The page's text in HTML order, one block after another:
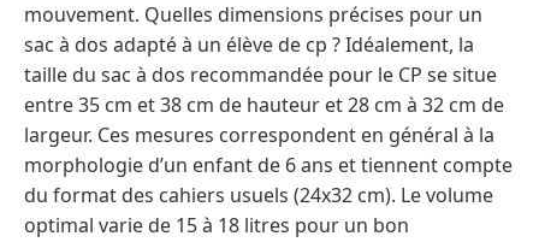
mouvement. Quelles dimensions précises pour un
sac à dos adapté à un élève de cp ? Idéalement, la
taille du sac à dos recommandée pour le CP se situe
entre 35 cm et 38 cm de hauteur et 28 cm à 32 cm de
largeur. Ces mesures correspondent en général à la
morphologie d’un enfant de 6 ans et tiennent compte
du format des cahiers usuels (24x32 cm). Le volume
optimal varie de 15 à 18 litres pour un bon